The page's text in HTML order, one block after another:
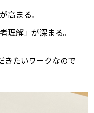
高まる。
理解」が深まる。
きたいワークなので